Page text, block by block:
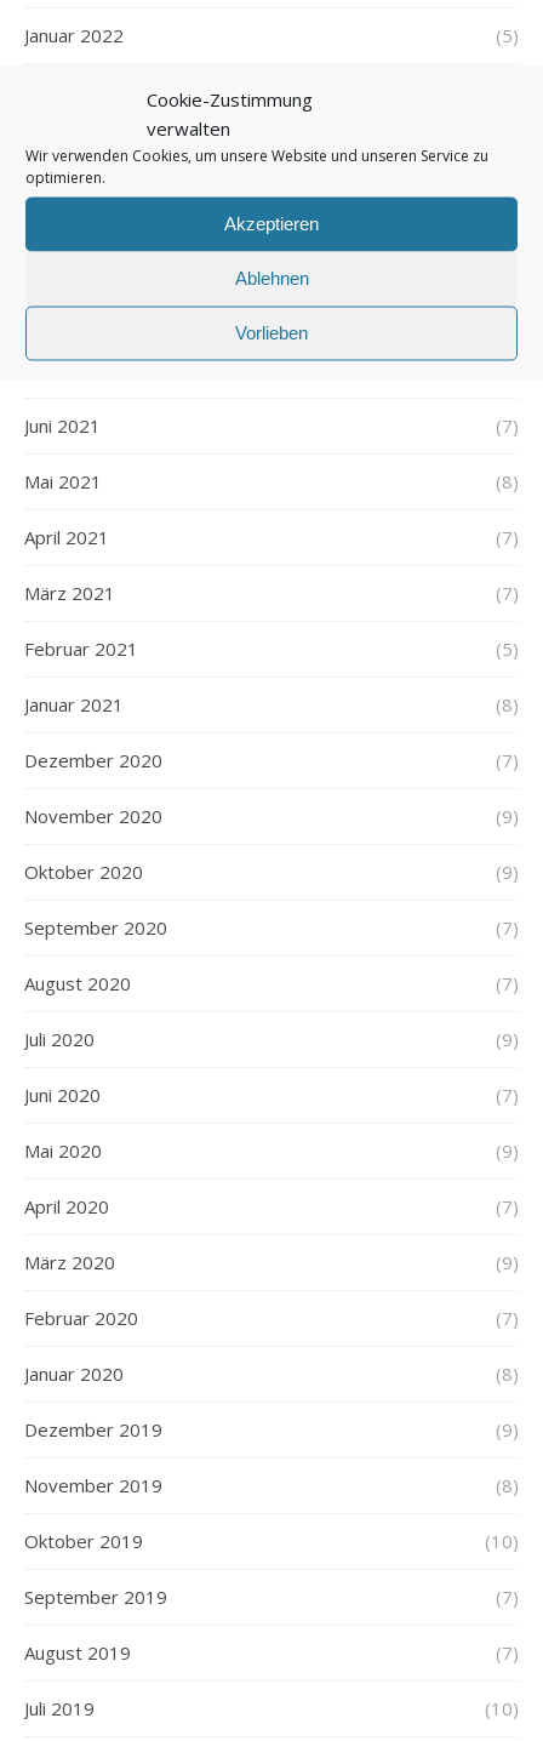
Cookie-Zustimmung
verwalten
Wir verwenden Cookies, um unsere Website und unseren Service zu
optimieren.
Akzeptieren
Ablehnen
Vorlieben
Januar 2022 (5)
Dezember 2021
November 2021
Oktober 2021 (6)
September 2021 (7)
August 2021 (7)
Juni 2021 (7)
Mai 2021 (8)
April 2021 (7)
März 2021 (7)
Februar 2021 (5)
Januar 2021 (8)
Dezember 2020 (7)
November 2020 (9)
Oktober 2020 (9)
September 2020 (7)
August 2020 (7)
Juli 2020 (9)
Juni 2020 (7)
Mai 2020 (9)
April 2020 (7)
März 2020 (9)
Februar 2020 (7)
Januar 2020 (8)
Dezember 2019 (9)
November 2019 (8)
Oktober 2019 (10)
September 2019 (7)
August 2019 (7)
Juli 2019 (10)